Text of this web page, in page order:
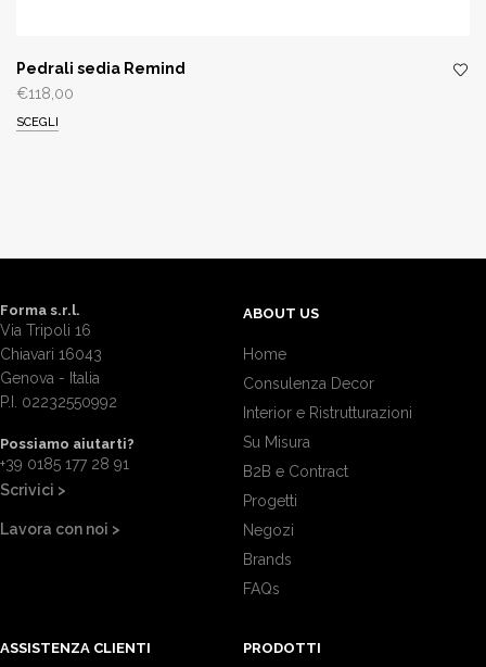
Pedrali sedia Remind
€118,00
SCEGLI
Forma s.r.l.
Via Tripoli 16
Chiavari 16043
Genova - Italia
P.I. 02232550992
Possiamo aiutarti?
+39 0185 177 28 91
Scrivici >
Lavora con noi >
ABOUT US
Home
Consulenza Decor
Interior e Ristrutturazioni
Su Misura
B2B e Contract
Progetti
Negozi
Brands
FAQs
ASSISTENZA CLIENTI PRODOTTI